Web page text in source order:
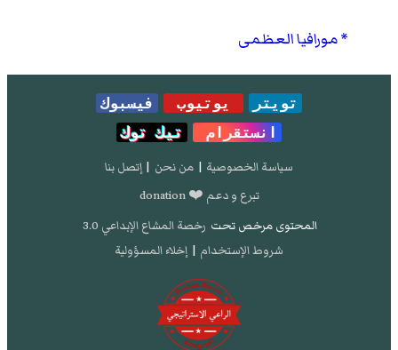
مورافيا العظمى
تويتر يوتيوب
فيسبوك
انستقرام
تيك توك
سياسة الخصوصية | من نحن | إتصل بنا
تبرع و دعم ❤️ donation
المحتوى مرخص تحت رخصة المشاع الإبداعي 3.0
شروط الإستخدام | إخلاء المسؤولية